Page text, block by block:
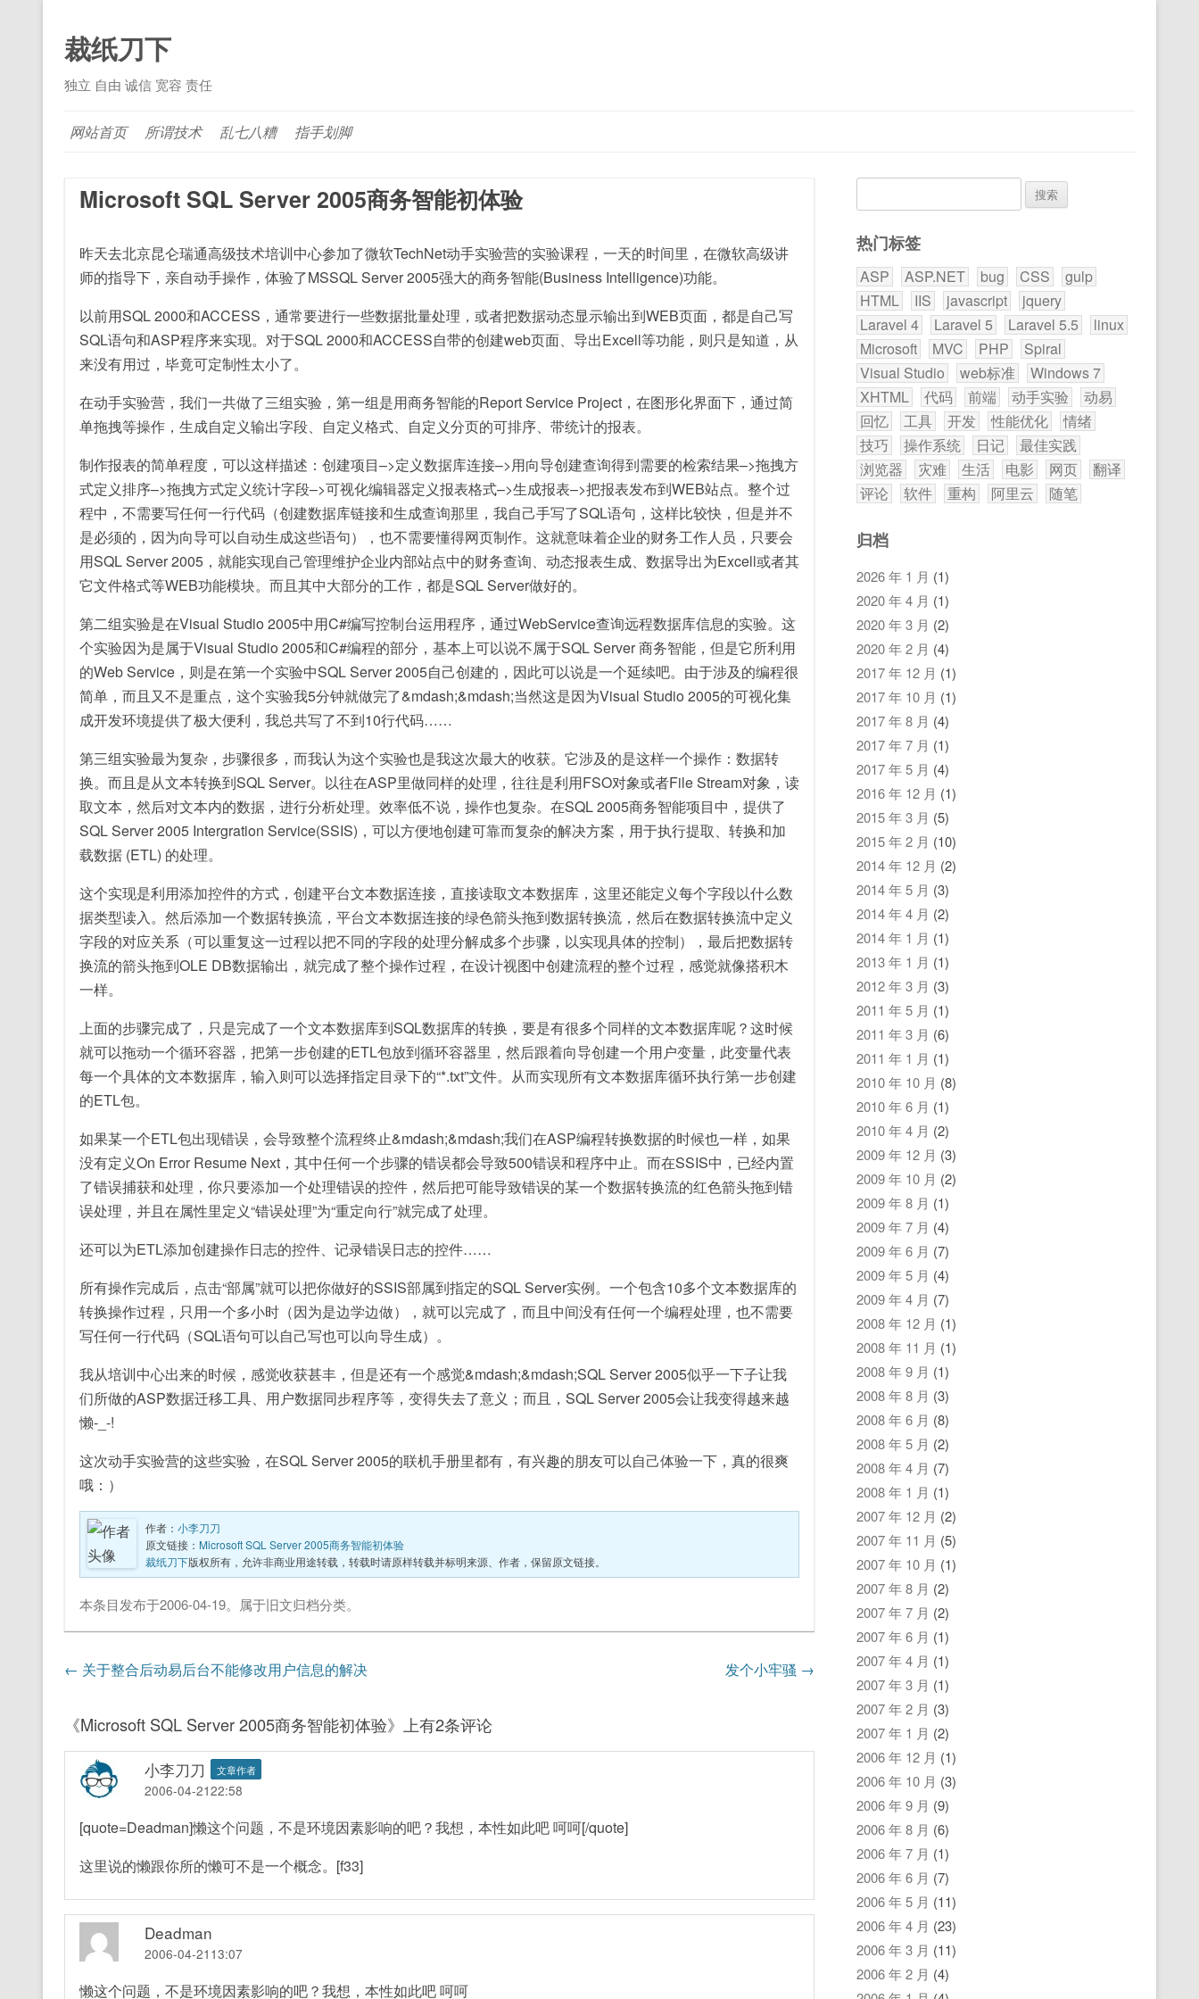
裁纸刀下
独立 自由 诚信 宽容 责任
网站首页 所谓技术 乱七八糟 指手划脚
Microsoft SQL Server 2005商务智能初体验
昨天去北京昆仑瑞通高级技术培训中心参加了微软TechNet动手实验营的实验课程，一天的时间里，在微软高级讲
师的指导下，亲自动手操作，体验了MSSQL Server 2005强大的商务智能(Business Intelligence)功能。
以前用SQL 2000和ACCESS，通常要进行一些数据批量处理，或者把数据动态显示输出到WEB页面，都是自己写
SQL语句和ASP程序来实现。对于SQL 2000和ACCESS自带的创建web页面、导出Excell等功能，则只是知道，从
来没有用过，毕竟可定制性太小了。
在动手实验营，我们一共做了三组实验，第一组是用商务智能的Report Service Project，在图形化界面下，通过简
单拖拽等操作，生成自定义输出字段、自定义格式、自定义分页的可排序、带统计的报表。
制作报表的简单程度，可以这样描述：创建项目–>定义数据库连接–>用向导创建查询得到需要的检索结果–>拖拽方
式定义排序–>拖拽方式定义统计字段–>可视化编辑器定义报表格式–>生成报表–>把报表发布到WEB站点。整个过
程中，不需要写任何一行代码（创建数据库链接和生成查询那里，我自己手写了SQL语句，这样比较快，但是并不
是必须的，因为向导可以自动生成这些语句），也不需要懂得网页制作。这就意味着企业的财务工作人员，只要会
用SQL Server 2005，就能实现自己管理维护企业内部站点中的财务查询、动态报表生成、数据导出为Excell或者其
它文件格式等WEB功能模块。而且其中大部分的工作，都是SQL Server做好的。
第二组实验是在Visual Studio 2005中用C#编写控制台运用程序，通过WebService查询远程数据库信息的实验。这
个实验因为是属于Visual Studio 2005和C#编程的部分，基本上可以说不属于SQL Server 商务智能，但是它所利用
的Web Service，则是在第一个实验中SQL Server 2005自己创建的，因此可以说是一个延续吧。由于涉及的编程很
简单，而且又不是重点，这个实验我5分钟就做完了&mdash;&mdash;当然这是因为Visual Studio 2005的可视化集
成开发环境提供了极大便利，我总共写了不到10行代码……
第三组实验最为复杂，步骤很多，而我认为这个实验也是我这次最大的收获。它涉及的是这样一个操作：数据转
换。而且是从文本转换到SQL Server。以往在ASP里做同样的处理，往往是利用FSO对象或者File Stream对象，读
取文本，然后对文本内的数据，进行分析处理。效率低不说，操作也复杂。在SQL 2005商务智能项目中，提供了
SQL Server 2005 Intergration Service(SSIS)，可以方便地创建可靠而复杂的解决方案，用于执行提取、转换和加
载数据 (ETL) 的处理。
这个实现是利用添加控件的方式，创建平台文本数据连接，直接读取文本数据库，这里还能定义每个字段以什么数
据类型读入。然后添加一个数据转换流，平台文本数据连接的绿色箭头拖到数据转换流，然后在数据转换流中定义
字段的对应关系（可以重复这一过程以把不同的字段的处理分解成多个步骤，以实现具体的控制），最后把数据转
换流的箭头拖到OLE DB数据输出，就完成了整个操作过程，在设计视图中创建流程的整个过程，感觉就像搭积木
一样。
上面的步骤完成了，只是完成了一个文本数据库到SQL数据库的转换，要是有很多个同样的文本数据库呢？这时候
就可以拖动一个循环容器，把第一步创建的ETL包放到循环容器里，然后跟着向导创建一个用户变量，此变量代表
每一个具体的文本数据库，输入则可以选择指定目录下的“*.txt”文件。从而实现所有文本数据库循环执行第一步创建
的ETL包。
如果某一个ETL包出现错误，会导致整个流程终止&mdash;&mdash;我们在ASP编程转换数据的时候也一样，如果
没有定义On Error Resume Next，其中任何一个步骤的错误都会导致500错误和程序中止。而在SSIS中，已经内置
了错误捕获和处理，你只要添加一个处理错误的控件，然后把可能导致错误的某一个数据转换流的红色箭头拖到错
误处理，并且在属性里定义“错误处理”为“重定向行”就完成了处理。
还可以为ETL添加创建操作日志的控件、记录错误日志的控件……
所有操作完成后，点击“部属”就可以把你做好的SSIS部属到指定的SQL Server实例。一个包含10多个文本数据库的
转换操作过程，只用一个多小时（因为是边学边做），就可以完成了，而且中间没有任何一个编程处理，也不需要
写任何一行代码（SQL语句可以自己写也可以向导生成）。
我从培训中心出来的时候，感觉收获甚丰，但是还有一个感觉&mdash;&mdash;SQL Server 2005似乎一下子让我
们所做的ASP数据迁移工具、用户数据同步程序等，变得失去了意义；而且，SQL Server 2005会让我变得越来越
懒-_-!
这次动手实验营的这些实验，在SQL Server 2005的联机手册里都有，有兴趣的朋友可以自己体验一下，真的很爽
哦：）
作者： 小李刀刀
原文链接： Microsoft SQL Server 2005商务智能初体验
裁纸刀下版权所有，允许非商业用途转载，转载时请原样转载并标明来源、作者，保留原文链接。
本条目发布于2006-04-19。属于旧文归档分类。
文章导航
← 关于整合后动易后台不能修改用户信息的解决 发个小牢骚 →
《Microsoft SQL Server 2005商务智能初体验》上有2条评论
小李刀刀 文章作者
2006-04-2122:58
[quote=Deadman]懒这个问题，不是环境因素影响的吧？我想，本性如此吧 呵呵[/quote]
这里说的懒跟你所的懒可不是一个概念。[f33]
Deadman
2006-04-2113:07
懒这个问题，不是环境因素影响的吧？我想，本性如此吧 呵呵
索：
热门标签
ASP ASP.NET bug CSS
gulp
HTML
IIS javascript
jquery
Laravel 4
Laravel 5 Laravel 5.5
linux
Microsoft
MVC PHP
Spiral
Visual Studio
web标准
Windows 7
XHTML
代码 前端 动手实验
动易
回忆
工具 开发 性能优化
情绪
技巧
操作系统 日记
最佳实践
浏览器
灾难 生活 电影 网页
翻译
评论
软件 重构 阿里云 随笔
归档
2026 年 1 月 (1)
2020 年 4 月 (1)
2020 年 3 月 (2)
2020 年 2 月 (4)
2017 年 12 月 (1)
2017 年 10 月 (1)
2017 年 8 月 (4)
2017 年 7 月 (1)
2017 年 5 月 (4)
2016 年 12 月 (1)
2015 年 3 月 (5)
2015 年 2 月 (10)
2014 年 12 月 (2)
2014 年 5 月 (3)
2014 年 4 月 (2)
2014 年 1 月 (1)
2013 年 1 月 (1)
2012 年 3 月 (3)
2011 年 5 月 (1)
2011 年 3 月 (6)
2011 年 1 月 (1)
2010 年 10 月 (8)
2010 年 6 月 (1)
2010 年 4 月 (2)
2009 年 12 月 (3)
2009 年 10 月 (2)
2009 年 8 月 (1)
2009 年 7 月 (4)
2009 年 6 月 (7)
2009 年 5 月 (4)
2009 年 4 月 (7)
2008 年 12 月 (1)
2008 年 11 月 (1)
2008 年 9 月 (1)
2008 年 8 月 (3)
2008 年 6 月 (8)
2008 年 5 月 (2)
2008 年 4 月 (7)
2008 年 1 月 (1)
2007 年 12 月 (2)
2007 年 11 月 (5)
2007 年 10 月 (1)
2007 年 8 月 (2)
2007 年 7 月 (2)
2007 年 6 月 (1)
2007 年 4 月 (1)
2007 年 3 月 (1)
2007 年 2 月 (3)
2007 年 1 月 (2)
2006 年 12 月 (1)
2006 年 10 月 (3)
2006 年 9 月 (9)
2006 年 8 月 (6)
2006 年 7 月 (1)
2006 年 6 月 (7)
2006 年 5 月 (11)
2006 年 4 月 (23)
2006 年 3 月 (11)
2006 年 2 月 (4)